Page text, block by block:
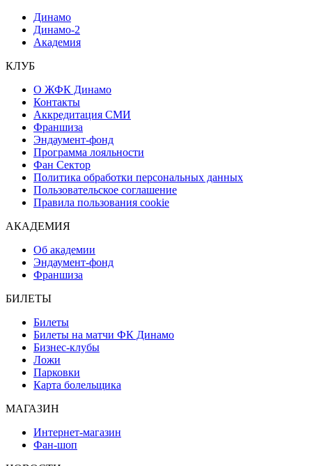
Динамо
Динамо-2
Академия
КЛУБ
О ЖФК Динамо
Контакты
Аккредитация СМИ
Франшиза
Эндаумент-фонд
Программа лояльности
Фан Сектор
Политика обработки персональных данных
Пользовательское соглашение
Правила пользования cookie
АКАДЕМИЯ
Об академии
Эндаумент-фонд
Франшиза
БИЛЕТЫ
Билеты
Билеты на матчи ФК Динамо
Бизнес-клубы
Ложи
Парковки
Карта болельщика
МАГАЗИН
Интернет-магазин
Фан-шоп